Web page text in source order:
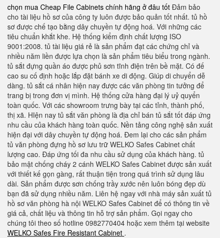
chọn mua Cheap File Cabinets chính hãng ở đâu tốt Đảm bảo
cho tài liệu hồ sơ của công ty luôn được bảo quản tốt nhất. tủ hồ
sơ được chế tạo bằng dây chuyền tự động hoá. Với những các
tiêu chuẩn khắt khe. Hệ thống kiểm định chất lượng ISO
9001:2008. tủ tài liệu giá rẻ là sản phẩm đạt các chứng chỉ và
nhiều năm liền được lựa chọn là sản phẩm tiêu biểu trong ngành.
tủ sắt đựng quần áo được phủ sơn tĩnh điện trên bề mặt. Có đế
cao su cố định hoặc lắp đặt bánh xe di động. Giúp di chuyển dễ
dàng. tủ sắt cá nhân hiện nay được các văn phòng tin tưởng để
trang bị trong đơn vị mình. Hệ thống cửa hàng đại lý uỷ quyển
toàn quốc. Với các showroom trưng bày tại các tỉnh, thành phố,
thị xã. HIện nay tủ sắt văn phòng là địa chỉ bán tủ sắt tốt đáp ứng
nhu cầu của khách hàng toàn quốc. Nền tảng công nghệ sản xuất
hiện đại với dây chuyền tự động hoá. Đem lại cho các sản phẩm
tủ văn phòng đựng hồ sơ lưu trữ WELKO Safes Cabinet chất
lượng cao. Đáp ứng tối đa nhu cầu sử dụng của khách hàng. tủ
bảo mật chống cháy 2 cánh WELKO Safes Cabinet được sản xuất
với thiết kế gọn gàng, rất thuận tiện trong quá trình sử dụng lâu
dài. Sản phẩm được sơn chống trầy xước nên luôn bóng đẹp dù
bạn đã sử dụng nhiều năm. Liên hệ ngay với nhà máy sản xuất tủ
hồ sơ văn phòng hà nội WELKO Safes Cabinet để có thông tin về
giá cả, chất liệu và thông tin hỗ trợ sản phẩm. Gọi ngay cho
chúng tôi theo số hotline 0982770404 hoặc xem thêm tại website
WELKO Safes Fire Resistant Cabinet .